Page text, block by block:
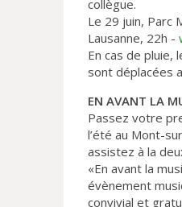
collègue.
Le 29 juin, Parc
Lausanne, 22h -
En cas de pluie,
sont déplacées
EN AVANT LA
Passez votre
l’été au Mont-
assistez à la
«En avant la
évènement
convivial et